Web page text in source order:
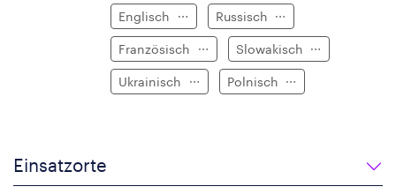
Englisch Russisch
Französisch Slowakisch
Ukrainisch Polnisch
Einsatzorte